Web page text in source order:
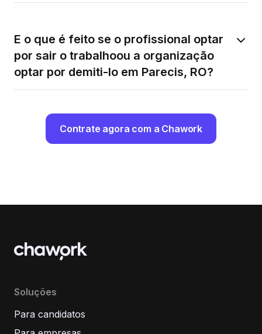
E o que é feito se o profissional optar
por sair o trabalhoou a organização
optar por demiti-lo em Parecis, RO?
Contrate agora com a Chawork
Soluções
Para candidatos